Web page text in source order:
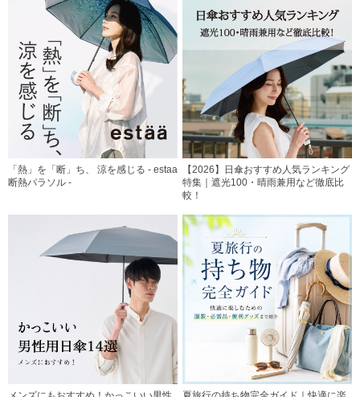
「熱」を「断」ち、 涼を感じる - estaa
断熱パラソル -
【2026】日傘おすすめ人気ランキング
特集｜遮光100・晴雨兼用など徹底比
較！